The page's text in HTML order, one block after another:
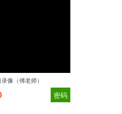
像（傅老师）
密码